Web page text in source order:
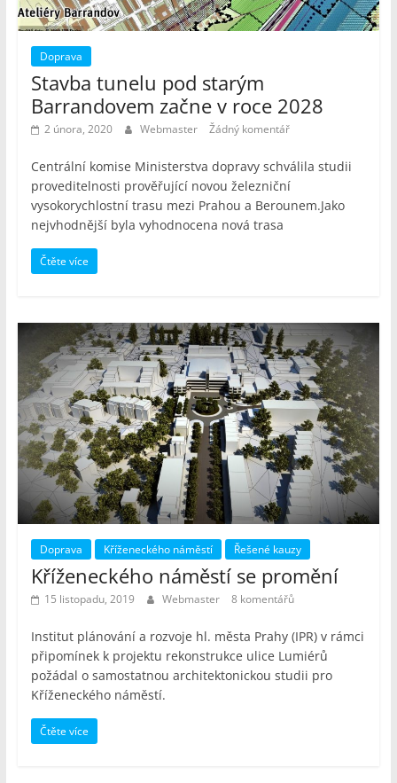
Doprava
Stavba tunelu pod starým
Barrandovem začne v roce 2028
2 února, 2020 Webmaster Žádný komentář
Centrální komise Ministerstva dopravy schválila studii
proveditelnosti prověřující novou železniční
vysokorychlostní trasu mezi Prahou a Berounem.Jako
nejvhodnější byla vyhodnocena nová trasa
Čtěte více
Doprava Kříženeckého náměstí Řešené kauzy
Kříženeckého náměstí se promění
15 listopadu, 2019 Webmaster 8 komentářů
Institut plánování a rozvoje hl. města Prahy (IPR) v rámci
připomínek k projektu rekonstrukce ulice Lumiérů
požádal o samostatnou architektonickou studii pro
Kříženeckého náměstí.
Čtěte více